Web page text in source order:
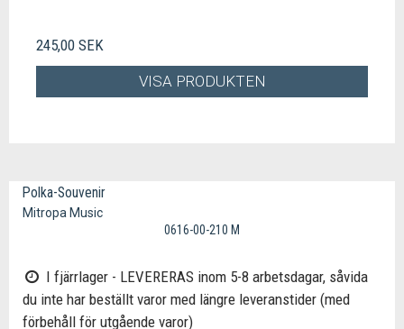
245,00 SEK
VISA PRODUKTEN
Polka-Souvenir
Mitropa Music
0616-00-210 M
I fjärrlager - LEVERERAS inom 5-8 arbetsdagar, såvida
du inte har beställt varor med längre leveranstider (med
förbehåll för utgående varor)